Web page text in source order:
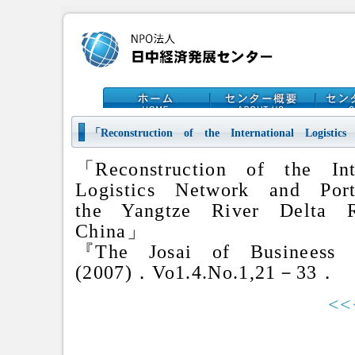
「Reconstruction of the International
「Reconstruction of the
Logistics Network and
the Yangtze River
China」
『The Josai of
Busineess
(2007) ．Vo1.4.No.1,21 － 33 ．